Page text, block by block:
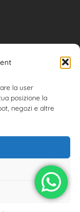
la user
posizione la
negozi e altre